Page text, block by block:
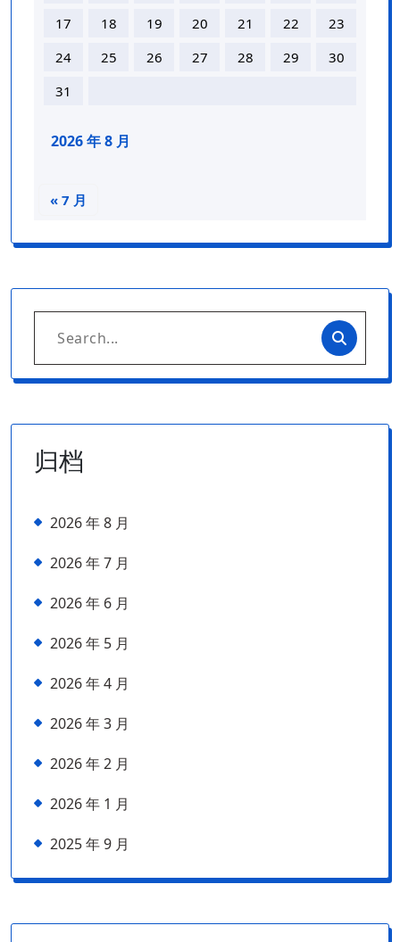
2026 年 8 月
17
18 19 20 21 22
23
24
25 26 27 28 29
30
31
« 7 月
Search
for:
归档
2026 年 8 月
2026 年 7 月
2026 年 6 月
2026 年 5 月
2026 年 4 月
2026 年 3 月
2026 年 2 月
2026 年 1 月
2025 年 9 月